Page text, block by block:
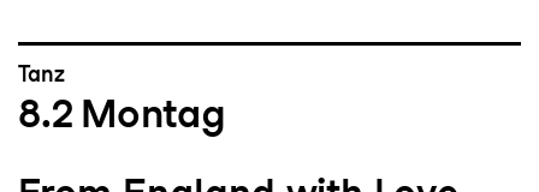
Tanz
8.2 Montag